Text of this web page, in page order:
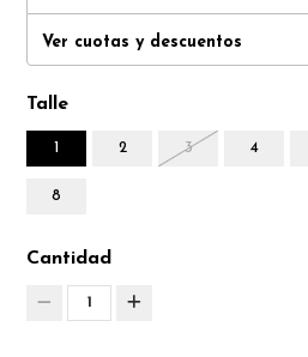
Ver cuotas y descuentos
Talle
1 2 3 4
8
Cantidad
1